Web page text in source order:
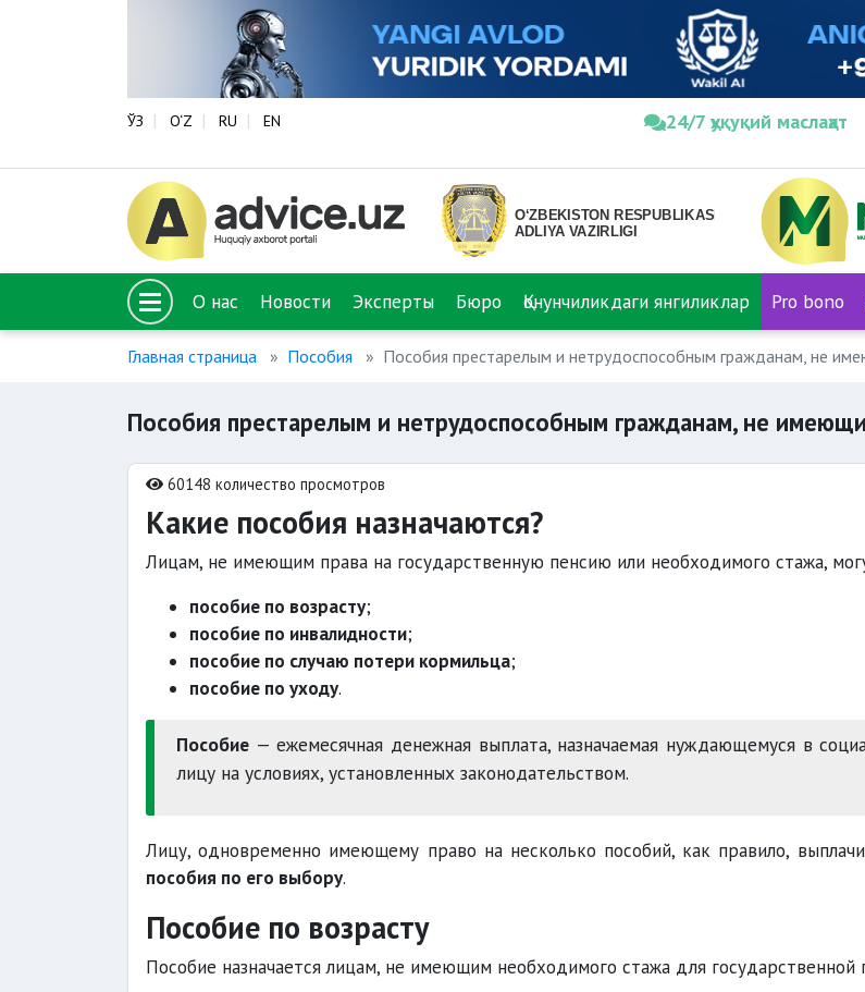
ЎЗ O‘Z RU EN 24/7 ҳуқуқий маслаҳат
О нас Новости Эксперты Бюро Қонунчиликдаги янгиликлар Pro bono
Главная страница Пособия Пособия престарелым и нетрудоспособным гражданам, не
Пособия престарелым и нетрудоспособным гражданам, не
60148 количество просмотров
Какие пособия назначаются?
Лицам, не имеющим права на государственную пенсию или необходимого стажа,
пособие по возрасту;
пособие по инвалидности;
пособие по случаю потери кормильца;
пособие по уходу.
Пособие — ежемесячная денежная выплата, назначаемая нуждающемуся в
лицу на условиях, установленных законодательством.
Лицу, одновременно имеющему право на несколько пособий, как правило,
пособия по его выбору.
Пособие по возрасту
Пособие назначается лицам, не имеющим необходимого стажа для государственной